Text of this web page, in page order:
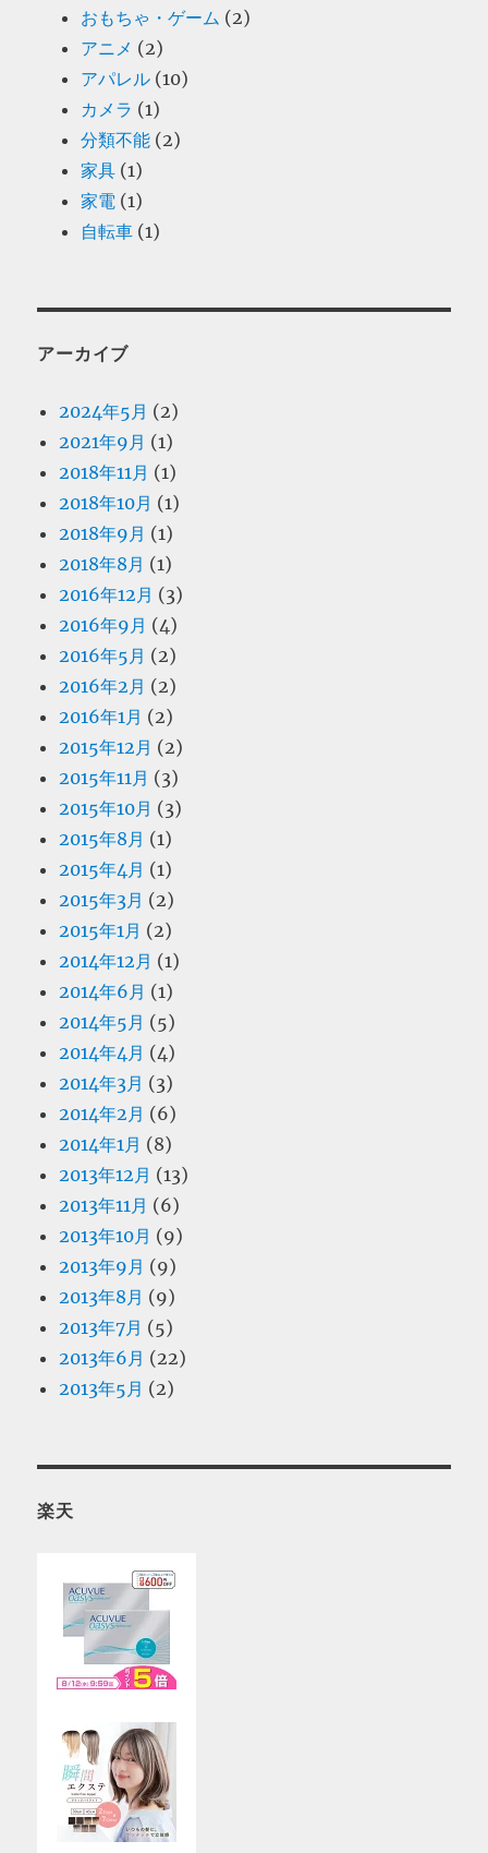
おもちゃ・ゲーム (2)
アニメ (2)
アパレル (10)
カメラ (1)
分類不能 (2)
家具 (1)
家電 (1)
自転車 (1)
アーカイブ
2024年5月 (2)
2021年9月 (1)
2018年11月 (1)
2018年10月 (1)
2018年9月 (1)
2018年8月 (1)
2016年12月 (3)
2016年9月 (4)
2016年5月 (2)
2016年2月 (2)
2016年1月 (2)
2015年12月 (2)
2015年11月 (3)
2015年10月 (3)
2015年8月 (1)
2015年4月 (1)
2015年3月 (2)
2015年1月 (2)
2014年12月 (1)
2014年6月 (1)
2014年5月 (5)
2014年4月 (4)
2014年3月 (3)
2014年2月 (6)
2014年1月 (8)
2013年12月 (13)
2013年11月 (6)
2013年10月 (9)
2013年9月 (9)
2013年8月 (9)
2013年7月 (5)
2013年6月 (22)
2013年5月 (2)
楽天